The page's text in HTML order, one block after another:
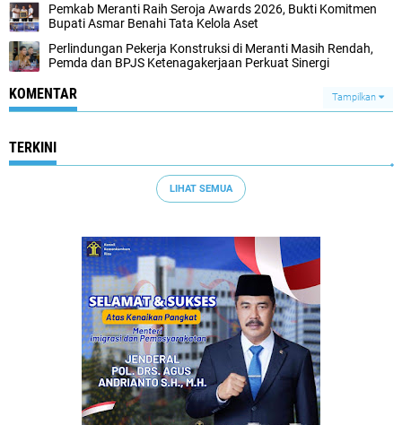
Pemkab Meranti Raih Seroja Awards 2026, Bukti Komitmen
Bupati Asmar Benahi Tata Kelola Aset
Perlindungan Pekerja Konstruksi di Meranti Masih Rendah,
Pemda dan BPJS Ketenagakerjaan Perkuat Sinergi
KOMENTAR Tampilkan
TERKINI
LIHAT SEMUA